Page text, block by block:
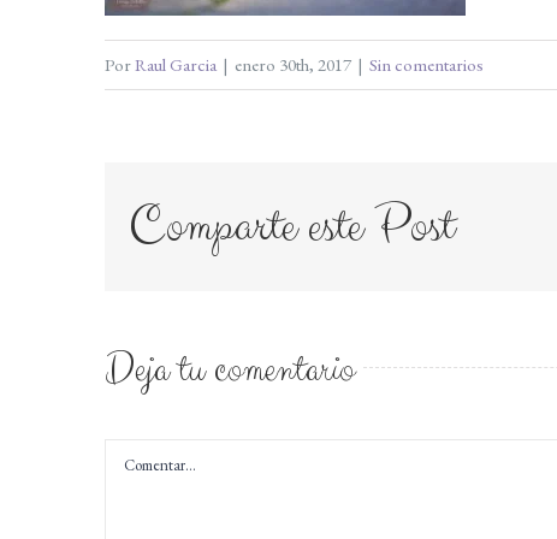
PorRaul Garcia | enero 30th, 2017 | Sin comentarios
Comparte este Post
Deja tu comentario
Comentar